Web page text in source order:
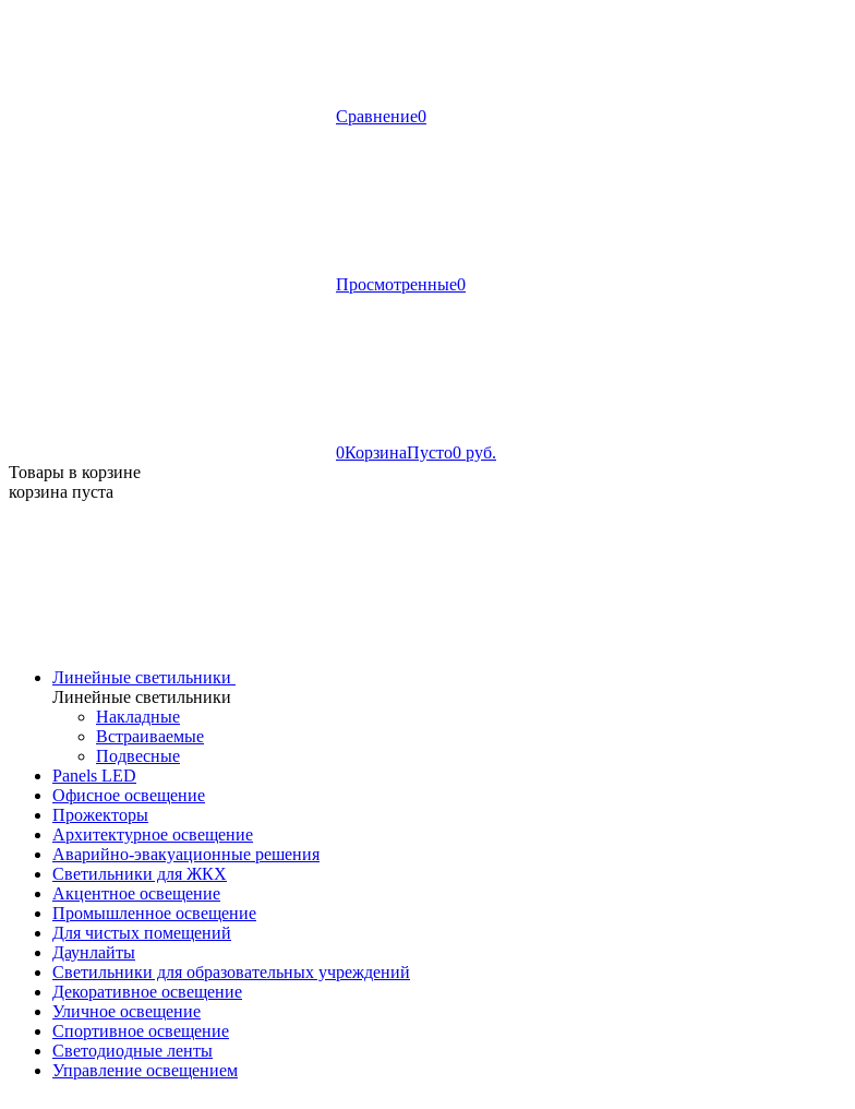
Сравнение0
Просмотренные0
0КорзинаПусто0 руб.
Товары в корзине
корзина пуста
Линейные светильники
Линейные светильники
Накладные
Встраиваемые
Подвесные
Panels LED
Офисное освещение
Прожекторы
Архитектурное освещение
Аварийно-эвакуационные решения
Светильники для ЖКХ
Акцентное освещение
Промышленное освещение
Для чистых помещений
Даунлайты
Светильники для образовательных учреждений
Декоративное освещение
Уличное освещение
Спортивное освещение
Светодиодные ленты
Управление освещением